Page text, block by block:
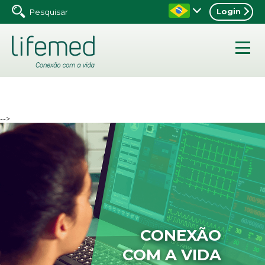
Login
-->
CONEXÃO
COM A VIDA